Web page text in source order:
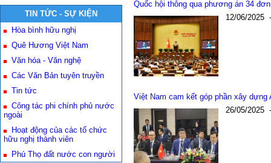
TIN TỨC - SỰ KIỆN
Hòa bình hữu nghị
Quê Hương Việt Nam
Văn hóa - Văn nghệ
Các Văn Bản tuyên truyền
Tin tức
Công tác phi chính phủ nước
ngoài
Hoạt động của các tổ chức
hữu nghị thành viên
Phú Thọ đất nước con người
Quốc hội thông qua phương án 34
12/06/2025
Việt Nam cam kết góp phần xây
26/05/2025